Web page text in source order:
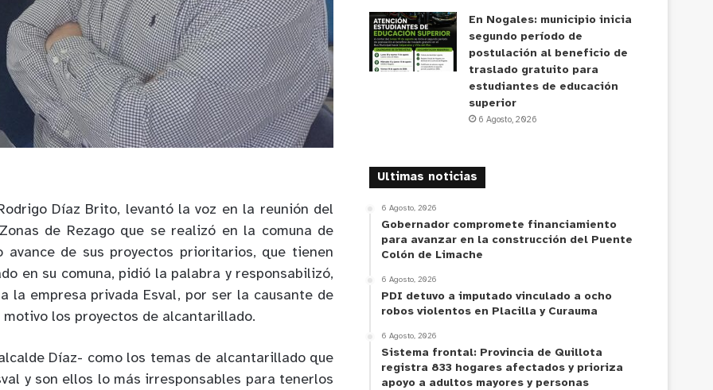
Díaz Brito, levantó la voz en la reunión del
de Rezago que se realizó en la comuna de
avance de sus proyectos prioritarios, que tienen
en su comuna, pidió la palabra y responsabilizó,
la empresa privada Esval, por ser la causante de
los proyectos de alcantarillado.
Díaz- como los temas de alcantarillado que
y son ellos lo más irresponsables para tenerlos
En Nogales: municipio inicia
segundo período de
postulación al beneficio de
traslado gratuito para
estudiantes de educación
superior
6 Agosto, 2026
Ultimas noticias
6 Agosto, 2026
Gobernador compromete financiamiento
para avanzar en la construcción del Puente
Colón de Limache
6 Agosto, 2026
PDI detuvo a imputado vinculado a ocho
robos violentos en Placilla y Curauma
6 Agosto, 2026
Sistema frontal: Provincia de Quillota
registra 833 hogares afectados y prioriza
apoyo a adultos mayores y personas